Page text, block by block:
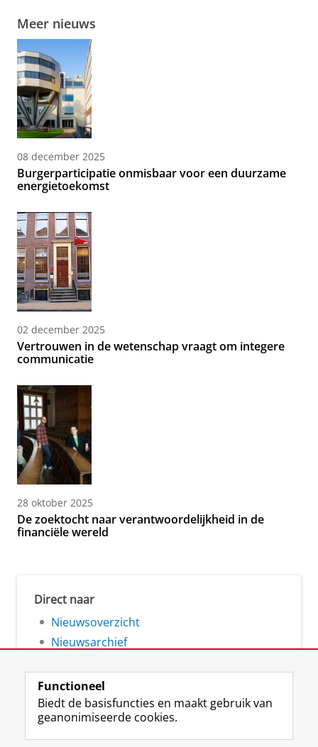
Meer nieuws
08 december 2025
Burgerparticipatie onmisbaar voor een duurzame
energietoekomst
02 december 2025
Vertrouwen in de wetenschap vraagt om integere
communicatie
28 oktober 2025
De zoektocht naar verantwoordelijkheid in de
financiële wereld
Direct naar
Nieuwsoverzicht
Nieuwsarchief
Volg de RUG F L R I Y
Functioneel
Biedt de basisfuncties en maakt gebruik van
geanonimiseerde cookies.